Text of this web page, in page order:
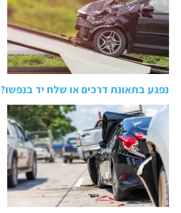
נפגע בתאונת דרכים או שלח יד בנפשו?